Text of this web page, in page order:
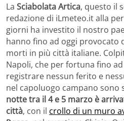
La Sciabolata Artica, questo il
redazione di iLmeteo.it alla
giorni ha investito il nostro
hanno fino ad oggi provocato
morti in più città italiane.
Napoli, che per fortuna fino
registrare nessun ferito e
nel capoluogo campano sono
notte tra il 4 e 5 marzo è
città, con il crollo di un muro